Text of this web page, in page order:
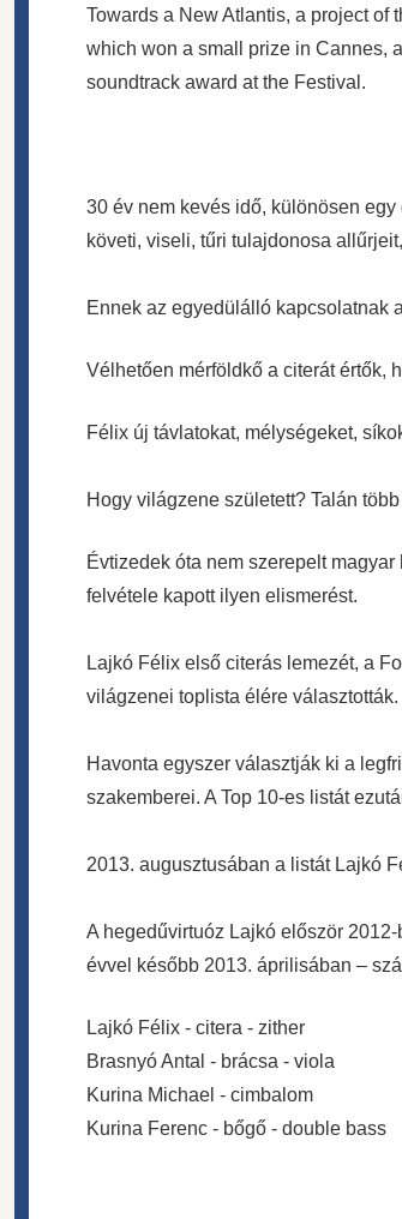
Towards a New Atlantis, a project of
which won a small prize in Cannes,
soundtrack award at the Festival.
30 év nem kevés idő, különösen
követi, viseli, tűri tulajdonosa
Ennek az egyedülálló kapcsolatnak
Vélhetően mérföldkő a citerát értők,
Félix új távlatokat, mélységeket,
Hogy világzene született? Talán
Évtizedek óta nem szerepelt
felvétele kapott ilyen elismerést.
Lajkó Félix első citerás lemezét, a
világzenei toplista élére választották.
Havonta egyszer választják ki a
szakemberei. A Top 10-es listát
2013. augusztusában a listát Lajkó
A hegedűvirtuóz Lajkó először
évvel később 2013. áprilisában –
Lajkó Félix - citera - zither
Brasnyó Antal - brácsa - viola
Kurina Michael - cimbalom
Kurina Ferenc - bőgő - double bass